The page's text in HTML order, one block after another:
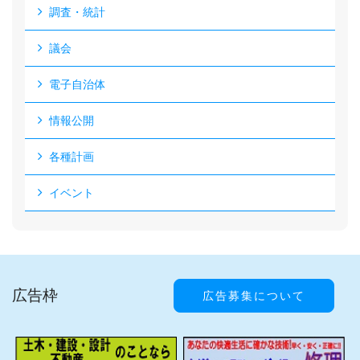
調査・統計
議会
電子自治体
情報公開
各種計画
イベント
広告枠 広告募集について